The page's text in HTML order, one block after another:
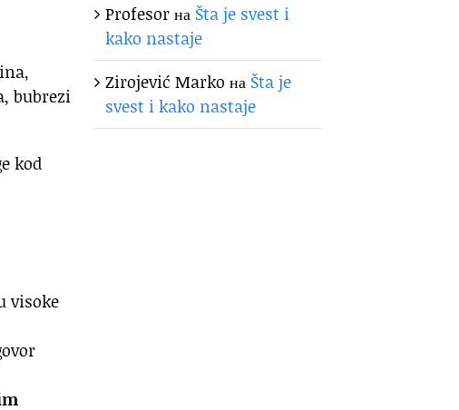
bubrezi
kod
visoke
Profesorна Šta je svest i
kako nastaje
Zirojević Marko на Šta je
svest i kako nastaje